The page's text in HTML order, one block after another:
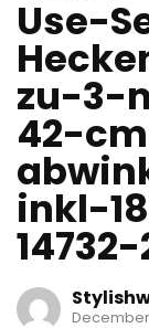
Use-
zu-3-
42-
inkl-
December